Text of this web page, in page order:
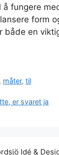
fungere
form
en
, måter,til
er svaret ja
Idé &